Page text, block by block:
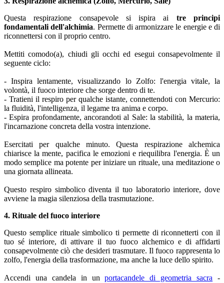
Questa respirazione consapevole si ispira ai tre principi
fondamentali dell'alchimia. Permette di armonizzare le energie e di
riconnettersi con il proprio centro.
Mettiti comodo(a), chiudi gli occhi ed esegui consapevolmente il
seguente ciclo:
- Inspira lentamente, visualizzando lo Zolfo: l'energia vitale, la
volontà, il fuoco interiore che sorge dentro di te.
- Tratieni il respiro per qualche istante, connettendoti con Mercurio:
la fluidità, l'intelligenza, il legame tra anima e corpo.
- Espira profondamente, ancorandoti al Sale: la stabilità, la materia,
l'incarnazione concreta della vostra intenzione.
Esercitati per qualche minuto. Questa respirazione alchemica
chiarisce la mente, pacifica le emozioni e riequilibra l'energia. È un
modo semplice ma potente per iniziare un rituale, una meditazione o
una giornata allineata.
Questo respiro simbolico diventa il tuo laboratorio interiore, dove
avviene la magia silenziosa della trasmutazione.
4. Rituale del fuoco interiore
Questo semplice rituale simbolico ti permette di riconnetterti con il
tuo sé interiore, di attivare il tuo fuoco alchemico e di affidarti
consapevolmente ciò che desideri trasmutare. Il fuoco rappresenta lo
zolfo, l'energia della trasformazione, ma anche la luce dello spirito.
Accendi una candela in unportacandele di geometria sacra -